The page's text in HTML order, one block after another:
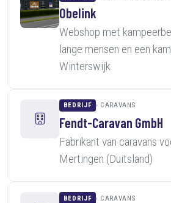
Obelink
Webshop met
lange mensen en een
Winterswijk
BEDRIJF CARAVANS
Fendt-Caravan GmbH
Fabrikant van caravans
Mertingen (Duitsland)
BEDRIJF CARAVANS